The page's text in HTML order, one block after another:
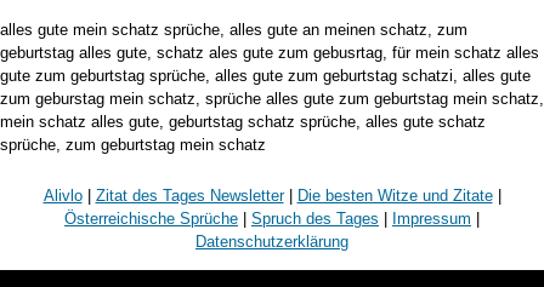
alles gute mein schatz sprüche, alles gute an meinen schatz, zum
geburtstag alles gute, schatz ales gute zum gebusrtag, für mein schatz alles
gute zum geburtstag sprüche, alles gute zum geburtstag schatzi, alles gute
zum geburstag mein schatz, sprüche alles gute zum geburtstag mein schatz,
mein schatz alles gute, geburtstag schatz sprüche, alles gute schatz
sprüche, zum geburtstag mein schatz
Alivlo| Zitat des Tages Newsletter| Die besten Witze und Zitate|
Österreichische Sprüche
Spruch des Tages Impressum
Datenschutzerklärung